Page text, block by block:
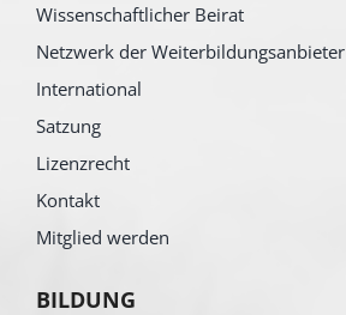
Wissenschaftlicher Beirat
Netzwerk der Weiterbildungsanbieter
International
Satzung
Lizenzrecht
Kontakt
Mitglied werden
BILDUNG